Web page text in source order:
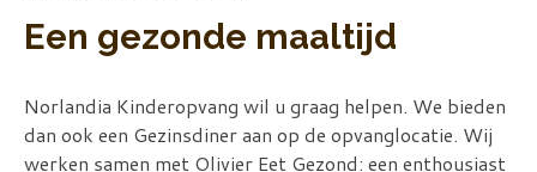
Een gezonde maaltijd
Norlandia Kinderopvang wil u graag helpen. We bieden
dan ook een Gezinsdiner aan op de opvanglocatie. Wij
werken samen met Olivier Eet Gezond: een enthousiast